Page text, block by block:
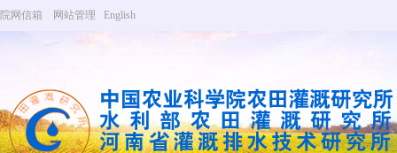
院网信箱 网站管理 English